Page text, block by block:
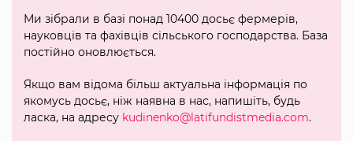
Ми зібрали в базі понад 10400 досьє фермерів,
науковців та фахівців сільського господарства. База
постійно оновлюється.
Якщо вам відома більш актуальна інформація по
якомусь досьє, ніж наявна в нас, напишіть, будь
ласка, на адресу kudinenko@latifundistmedia.com.